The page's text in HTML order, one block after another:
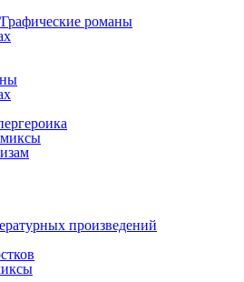
романы
произведений